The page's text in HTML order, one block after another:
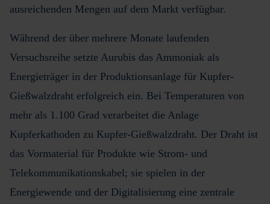
ausreichenden Mengen auf dem Markt verfügbar.
Während der über mehrere Monate laufenden
Versuchsreihe setzte Aurubis das Ammoniak als
Energieträger in der Produktionsanlage für Kupfer-
Gießwalzdraht erfolgreich ein. Bei Temperaturen von
mehr als 1.100 Grad verarbeitet die Anlage
Kupferkathoden zu Kupfer-Gießwalzdraht. Der Draht ist
das Vormaterial für Produkte wie Strom- und
Telekommunikationskabel; sie spielen in der
Energiewende und der Digitalisierung eine zentrale